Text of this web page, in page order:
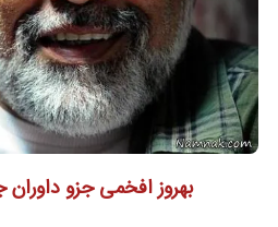
بهروز افخمی جزو داوران